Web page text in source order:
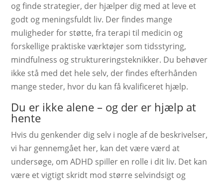
og finde strategier, der hjælper dig med at leve et
godt og meningsfuldt liv. Der findes mange
muligheder for støtte, fra terapi til medicin og
forskellige praktiske værktøjer som tidsstyring,
mindfulness og struktureringsteknikker. Du behøver
ikke stå med det hele selv, der findes efterhånden
mange steder, hvor du kan få kvalificeret hjælp.
Du er ikke alene – og der er hjælp at
hente
Hvis du genkender dig selv i nogle af de beskrivelser,
vi har gennemgået her, kan det være værd at
undersøge, om ADHD spiller en rolle i dit liv. Det kan
være et vigtigt skridt mod større selvindsigt og